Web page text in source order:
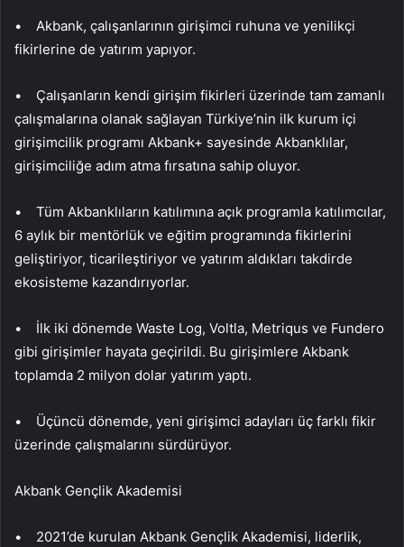
• Akbank, çalışanlarının girişimci ruhuna ve yenilikçi
fikirlerine de yatırım yapıyor.
• Çalışanların kendi girişim fikirleri üzerinde tam zamanlı
çalışmalarına olanak sağlayan Türkiye’nin ilk kurum içi
girişimcilik programı Akbank+ sayesinde Akbanklılar,
girişimciliğe adım atma fırsatına sahip oluyor.
• Tüm Akbanklıların katılımına açık programla katılımcılar,
6 aylık bir mentörlük ve eğitim programında fikirlerini
geliştiriyor, ticarileştiriyor ve yatırım aldıkları takdirde
ekosisteme kazandırıyorlar.
• İlk iki dönemde Waste Log, Voltla, Metriqus ve Fundero
gibi girişimler hayata geçirildi. Bu girişimlere Akbank
toplamda 2 milyon dolar yatırım yaptı.
• Üçüncü dönemde, yeni girişimci adayları üç farklı fikir
üzerinde çalışmalarını sürdürüyor.
Akbank Gençlik Akademisi
• 2021’de kurulan Akbank Gençlik Akademisi, liderlik,